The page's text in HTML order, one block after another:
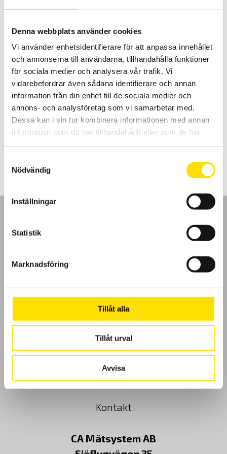
Denna webbplats använder cookies
Vi använder enhetsidentifierare för att anpassa innehållet
och annonserna till användarna, tillhandahålla funktioner
för sociala medier och analysera vår trafik. Vi
vidarebefordrar även sådana identifierare och annan
information från din enhet till de sociala medier och
annons- och analysföretag som vi samarbetar med.
Dessa kan i sin tur kombinera informationen med annan
information som du har tillhandahållit eller som de har
Nödvändig
Inställningar
Statistik
Marknadsföring
Tillåt alla
Tillåt urval
Avvisa
1,810.00 kr
CA1510 Luftkvalitetslogger
Inomhuskvalitetslogger som mäter och spelar in tre fysiska
storheter, CO 2(koldioxid), temperatur samt relativ luftfuktighet.
Cookies
Kundundersökning
Om Oss
Kontakt
CA Mätsystem AB